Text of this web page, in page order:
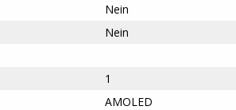
Nein
Nein
1
AMOLED